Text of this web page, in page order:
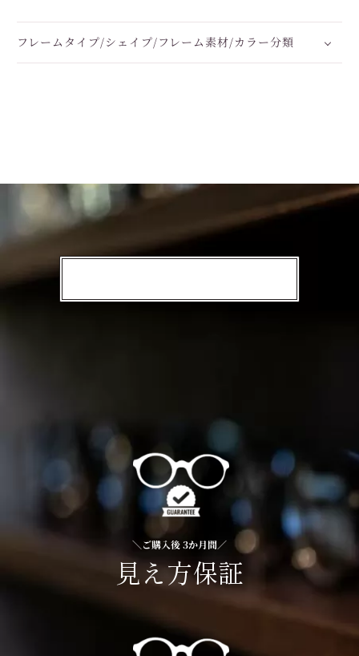
フレームタイプ/シェイプ/フレーム素材/カラー分類
＼ご購入後 3か月間／
見え方保証